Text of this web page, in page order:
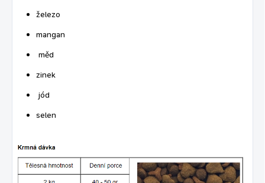
železo
mangan
měd
zinek
jód
selen